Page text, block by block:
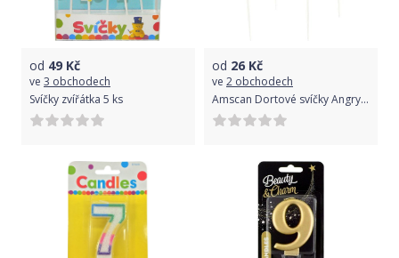
od 49 Kč
ve 3 obchodech
Svíčky zvířátka 5 ks
od 26 Kč
ve 2 obchodech
Amscan Dortové svíčky Angry Birds, 4 ks